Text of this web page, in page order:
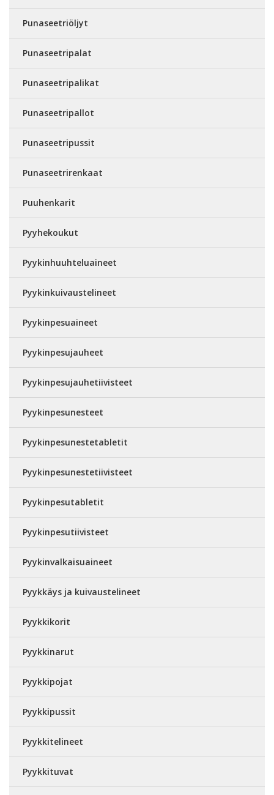
Punaseetriöljyt
Punaseetripalat
Punaseetripalikat
Punaseetripallot
Punaseetripussit
Punaseetrirenkaat
Puuhenkarit
Pyyhekoukut
Pyykinhuuhteluaineet
Pyykinkuivaustelineet
Pyykinpesuaineet
Pyykinpesujauheet
Pyykinpesujauhetiivisteet
Pyykinpesunesteet
Pyykinpesunestetabletit
Pyykinpesunestetiivisteet
Pyykinpesutabletit
Pyykinpesutiivisteet
Pyykinvalkaisuaineet
Pyykkäys ja kuivaustelineet
Pyykkikorit
Pyykkinarut
Pyykkipojat
Pyykkipussit
Pyykkitelineet
Pyykkituvat